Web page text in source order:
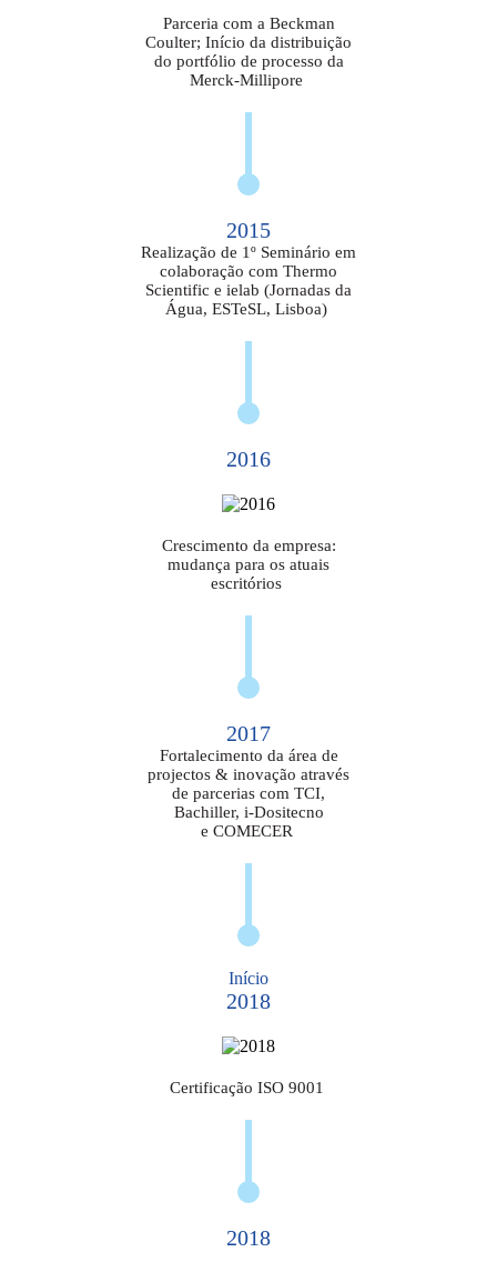
Parceria com a Beckman
Coulter; Início da distribuição
do portfólio de processo da
Merck-Millipore
2015
Realização de 1º Seminário em
colaboração com Thermo
Scientific e ielab (Jornadas da
Água, ESTeSL, Lisboa)
2016
Crescimento da empresa:
mudança para os atuais
escritórios
2017
Fortalecimento da área de
projectos & inovação através
de parcerias com TCI,
Bachiller, i-Dositecno
e COMECER
Início
2018
Certificação ISO 9001
2018